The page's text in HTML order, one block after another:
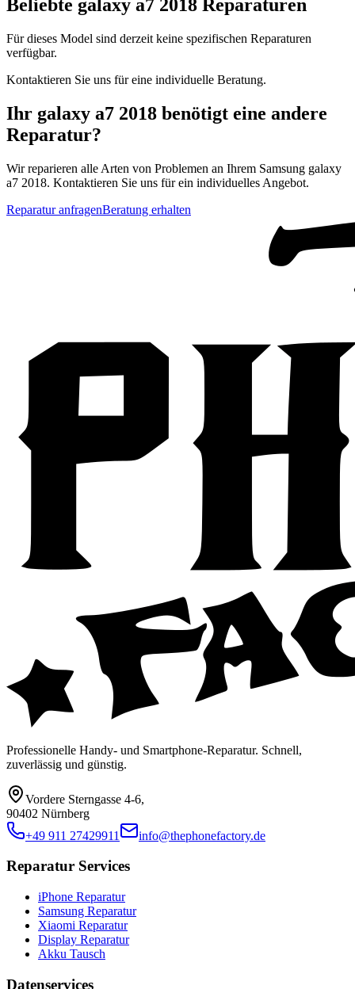
Beliebte galaxy a7 2018 Reparaturen
Für dieses Model sind derzeit keine spezifischen Reparaturen
verfügbar.
Kontaktieren Sie uns für eine individuelle Beratung.
Ihr galaxy a7 2018 benötigt eine andere
Reparatur?
Wir reparieren alle Arten von Problemen an Ihrem Samsung galaxy
a7 2018. Kontaktieren Sie uns für ein individuelles Angebot.
Reparatur anfragenBeratung erhalten
Professionelle Handy- und Smartphone-Reparatur. Schnell,
zuverlässig und günstig.
Vordere Sterngasse 4-6,
90402 Nürnberg
+49 911 27429911
info@thephonefactory.de
Reparatur Services
iPhone Reparatur
Samsung Reparatur
Xiaomi Reparatur
Display Reparatur
Akku Tausch
Datenservices